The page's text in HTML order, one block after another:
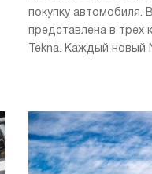
покупку автомобиля.
представлена в трех
Tekna. Каждый новый